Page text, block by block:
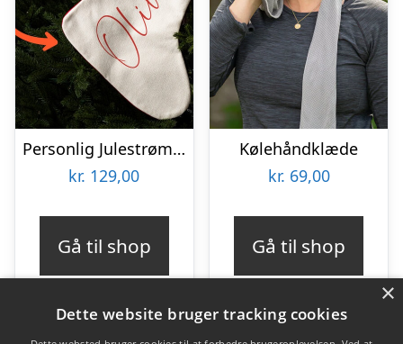
Personlig Julestrømpe med Tekst
kr. 129,00
Gå til shop
Kølehåndklæde
kr. 69,00
Gå til shop
×
Dette website bruger tracking cookies